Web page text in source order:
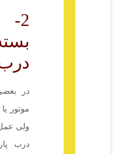
2- باز و
بسته نشدن
درب پارکینگ
در بعضی از مواقعی که
موتور یا جک صدا می دهد،
ولی عمل باز و بسته شدن
درب پارکینگ انجام نمی